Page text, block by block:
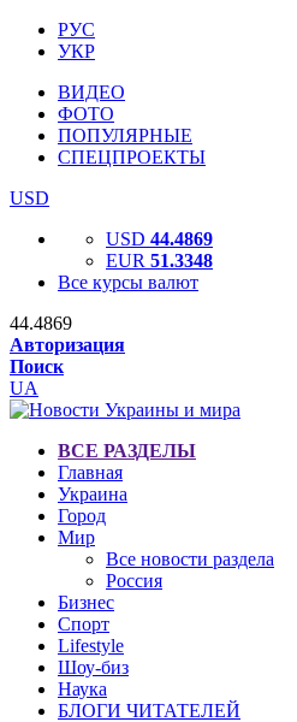
РУС
УКР
ВИДЕО
ФОТО
ПОПУЛЯРНЫЕ
СПЕЦПРОЕКТЫ
USD
USD 44.4869
EUR 51.3348
Все курсы валют
44.4869
Авторизация
Поиск
UA
ВСЕ РАЗДЕЛЫ
Главная
Украина
Город
Мир
Все новости раздела
Россия
Бизнес
Спорт
Lifestyle
Шоу-биз
Наука
БЛОГИ ЧИТАТЕЛЕЙ